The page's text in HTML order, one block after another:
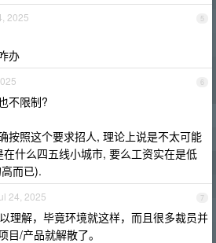
5
2025
办
6
不限制?
按照这个要求招人, 理论上说是不太可能
什么四五线小城市, 要么工资实在是低
而已).
7
24, 2025
理解，毕竟环境就这样，而且很多裁员并
目/产品就解散了。